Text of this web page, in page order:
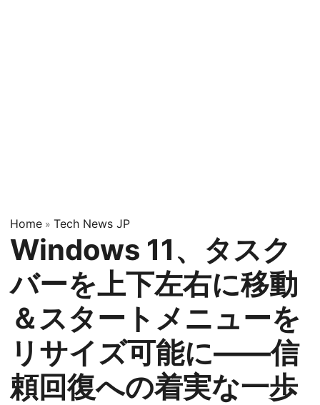
Home » Tech News JP
Windows 11、タスク
バーを上下左右に移動
＆スタートメニューを
リサイズ可能に——信
頼回復への着実な一歩